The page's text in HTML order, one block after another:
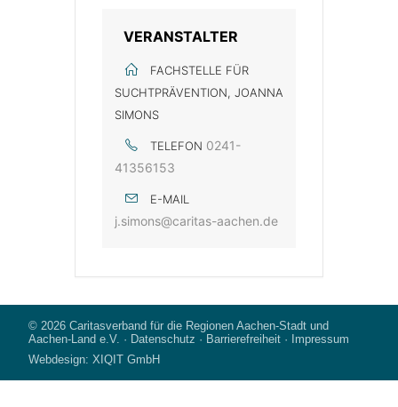
VERANSTALTER
FACHSTELLE FÜR
SUCHTPRÄVENTION, JOANNA
SIMONS
TELEFON 0241-
41356153
E-MAIL
j.simons@caritas-aachen.de
© 2026 Caritasverband für die Regionen Aachen-Stadt und
Aachen-Land e.V. · Datenschutz · Barrierefreiheit ·
Impressum
Webdesign: XIQIT GmbH